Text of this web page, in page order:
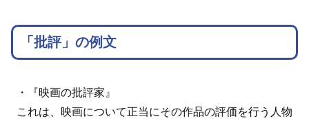
「批評」の例文
・『映画の批評家』
これは、映画について正当にその作品の評価を行う人物